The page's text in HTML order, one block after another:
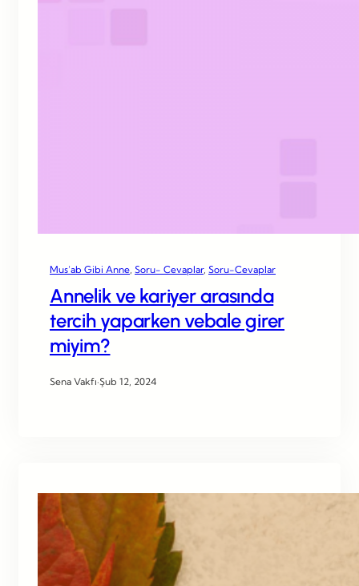
Mus’ab Gibi Anne Soru- Cevaplar, Soru-Cevaplar
Annelik ve kariyer arasında
tercih yaparken vebale girer
miyim?
Sena Vakfı·Şub 12, 2024